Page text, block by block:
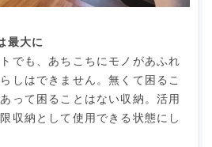
最大に
でも、あちこちにモノがあふれ
しはできません。無くて困るこ
って困ることはない収納。活用
収納として使用できる状態にし